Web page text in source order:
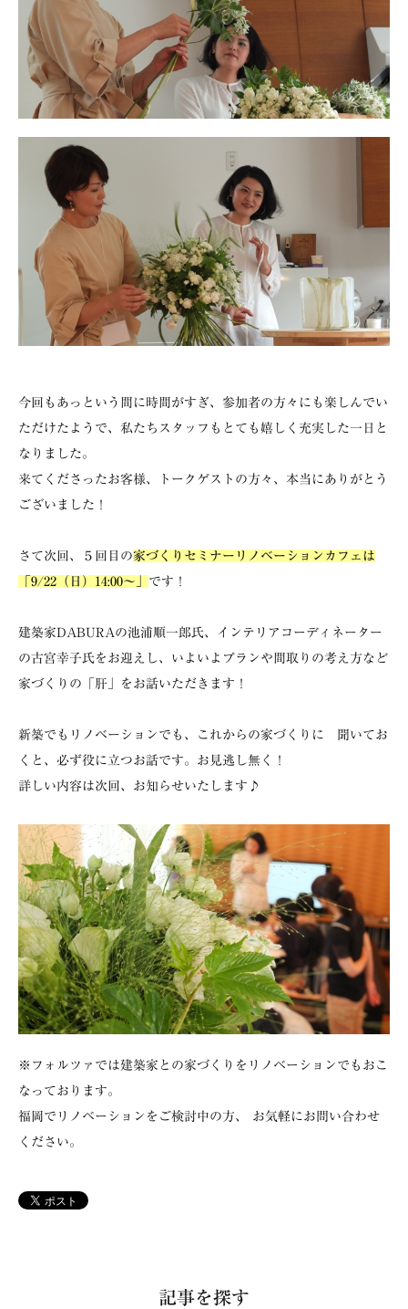
今回もあっという間に時間がすぎ、参加者の方々にも楽しんでい
ただけたようで、私たちスタッフもとても嬉しく充実した一日と
なりました。
来てくださったお客様、トークゲストの方々、本当にありがとう
ございました！
さて次回、５回目の家づくりセミナーリノベーションカフェは
「9/22（日）14:00～」 です！
建築家DABURAの池浦順一郎氏、インテリアコーディネーター
の古宮幸子氏をお迎えし、いよいよプランや間取りの考え方など
家づくりの「肝」をお話いただきます！
新築でもリノベーションでも、これからの家づくりに 聞いてお
くと、必ず役に立つお話です。お見逃し無く！
詳しい内容は次回、お知らせいたします♪
※フォルツァでは建築家との家づくりをリノベーションでもおこ
なっております。
福岡でリノベーションをご検討中の方、 お気軽にお問い合わせ
ください。
記事を探す